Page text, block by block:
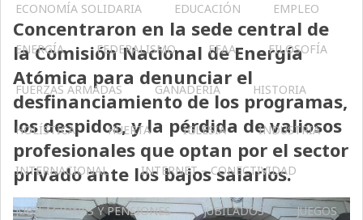
ECONOMÍA SOLIDARIA EDUCACIÓN EMPLEO
ENERGÍA FEDERALISMO FFAA FILOSOFÍA
FUERZAS ARMADAS GANADERIA HISTORIA
HOLÍSTICA HUERTA IGLESIA INDUSTRIA
INTERNACIONAL INTERNET – CONECTIVIDAD
JUBILACIONES Y PENSIONES JUBILADOS JUEGOS
Concentraron en la sede central de
la Comisión Nacional de Energía
Atómica para denunciar el
desfinanciamiento de los programas,
los despidos, y la pérdida de valiosos
profesionales que optan por el sector
privado ante los bajos salarios.